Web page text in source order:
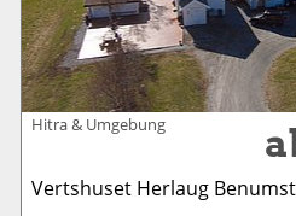
Hitra & Umgebung
Vertshuset Herlaug